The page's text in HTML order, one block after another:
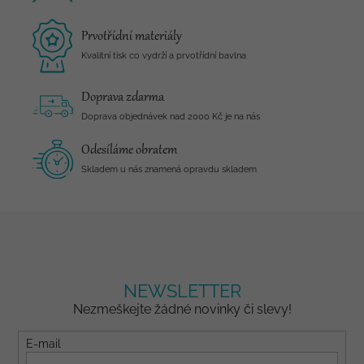
Prvotřídní materiály
Kvalitní tisk co vydrží a prvotřídní bavlna
Doprava zdarma
Doprava objednávek nad 2000 Kč je na nás
Odesíláme obratem
Skladem u nás znamená opravdu skladem
NEWSLETTER
Nezmeškejte žádné novinky či slevy!
E-mail